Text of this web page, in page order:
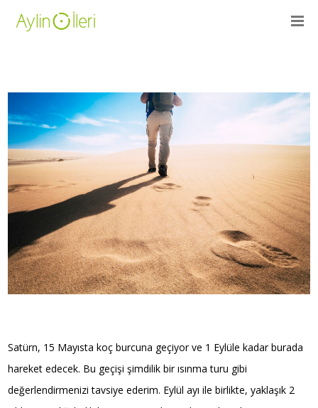
Satürn, 15 Mayısta koç burcuna geçiyor ve 1 Eylüle kadar burada
hareket edecek. Bu geçişi şimdilik bir ısınma turu gibi
değerlendirmenizi tavsiye ederim. Eylül ayı ile birlikte, yaklaşık 2